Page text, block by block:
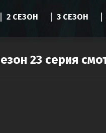
2 СЕЗОН 3 СЕЗОН
23 серия